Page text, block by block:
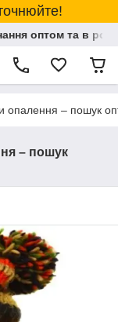
оптом та в
опалення – пошук
– пошук